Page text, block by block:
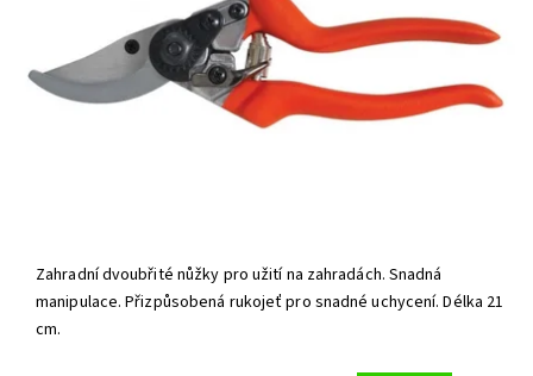
Zahradní dvoubřité nůžky pro užití na zahradách. Snadná
manipulace. Přizpůsobená rukojeť pro snadné uchycení. Délka 21
cm.